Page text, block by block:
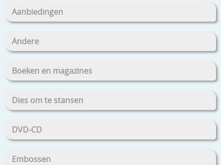
Aanbiedingen
Andere
Boeken en magazines
Dies om te stansen
DVD-CD
Embossen